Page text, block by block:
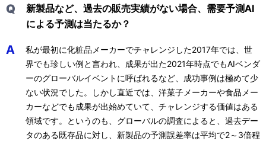
Q
新製品など、過去の販売実績がない場合、需要予測AI
による予測は当たるか？
A
私が最初に化粧品メーカーでチャレンジした2017年では、世
界でも珍しい例と言われ、成果が出た2021年時点でもAIベンダ
ーのグローバルイベントに呼ばれるなど、成功事例は極めて少
ない状況でした。しかし直近では、洋菓子メーカーや食品メー
カーなどでも成果が出始めていて、チャレンジする価値はある
領域です。というのも、グローバルの調査によると、過去デー
タのある既存品に対し、新製品の予測誤差率は平均で2～3倍程